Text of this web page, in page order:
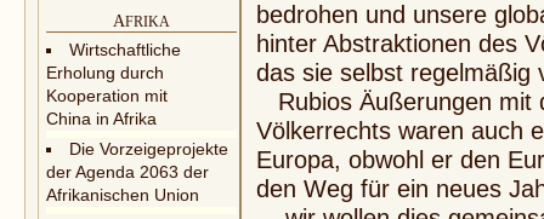
AFRIKA
Wirtschaftliche
Erholung durch
Kooperation mit
China in Afrika
Die Vorzeigeprojekte
der Agenda 2063 der
Afrikanischen Union
bedrohen und unsere
hinter Abstrak­tionen des
das sie selbst regelmäßig
Rubios Äußerungen mit
Völkerrechts waren auch
Europa, obwohl er den
den Weg für ein neues